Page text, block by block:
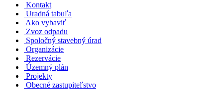
Kontakt
Uradná tabuľa
Ako vybaviť
Zvoz odpadu
Spoločný stavebný úrad
Organizácie
Rezervácie
Územný plán
Projekty
Obecné zastupiteľstvo